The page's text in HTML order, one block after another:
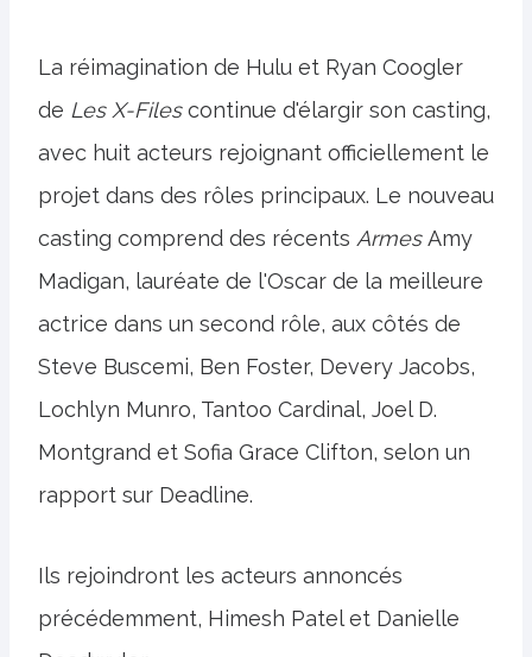
La réimagination de Hulu et Ryan Coogler
de Les X-Filescontinue d'élargir son casting,
avec huit acteurs rejoignant officiellement le
projet dans des rôles principaux. Le nouveau
casting comprend des récents ArmesAmy
Madigan, lauréate de l'Oscar de la meilleure
actrice dans un second rôle, aux côtés de
Steve Buscemi, Ben Foster, Devery Jacobs,
Lochlyn Munro, Tantoo Cardinal, Joel D.
Montgrand et Sofia Grace Clifton, selon un
rapport sur Deadline.
Ils rejoindront les acteurs annoncés
précédemment, Himesh Patel et Danielle